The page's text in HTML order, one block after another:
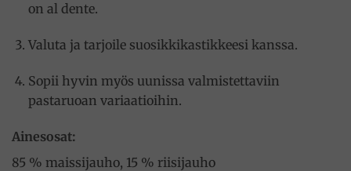
on al dente.
Valuta ja tarjoile suosikkikastikkeesi kanssa.
Sopii hyvin myös uunissa valmistettaviin
pastaruoan variaatioihin.
Ainesosat:
85 % maissijauho, 15 % riisijauho